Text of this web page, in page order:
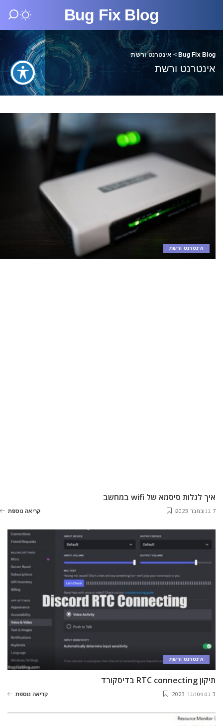
Bug Fix Blog
Bug Fix Blog
> אינטרנט ורשת
אינטרנט ורשת
אינטרנט ורשת
איך לגלות סיסמא של wifi במחשב
7 בנובמבר 2023 קריאה נוספת
אינטרנט ורשת
תיקון RTC connecting בדיסקורד
3 בספטמבר 2023 קריאה נוספת